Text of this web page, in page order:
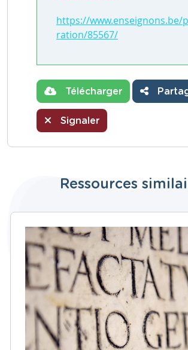
https://www.enseignons.be/
ration/85567/
Télécharger
Signaler
Ressources